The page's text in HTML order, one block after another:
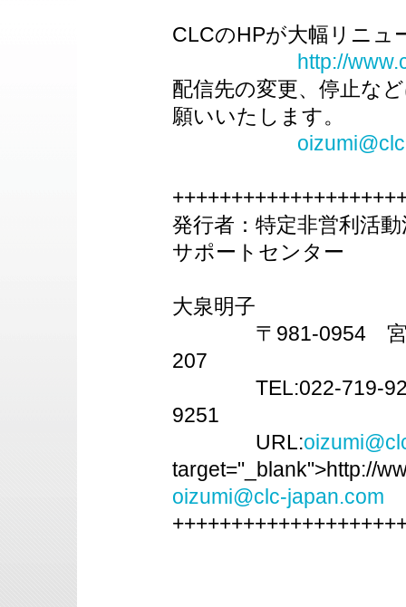
CLCのHPが大幅リニュ
http://
配信先の変更、停止な
願いいたします。
発行者：特定非営利活
サポートセンター
大泉明子
〒981-0954 宮城
207
TEL:022-719-
9251
URL:
target="_blank">http://
oizumi@clc-japan.com